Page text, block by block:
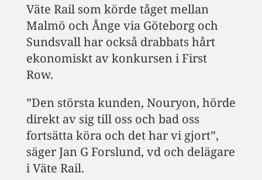
Väte Rail som körde tåget mellan
Malmö och Ånge via Göteborg och
Sundsvall har också drabbats hårt
ekonomiskt av konkursen i First
Row.
”Den största kunden, Nouryon, hörde
direkt av sig till oss och bad oss
fortsätta köra och det har vi gjort”,
säger Jan G Forslund, vd och delägare
i Väte Rail.